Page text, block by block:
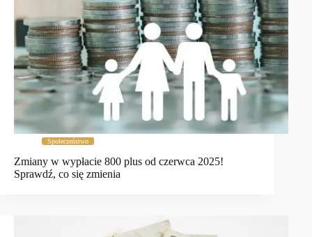
Społeczeństwo
Zmiany w wypłacie 800 plus od czerwca 2025!
Sprawdź, co się zmienia